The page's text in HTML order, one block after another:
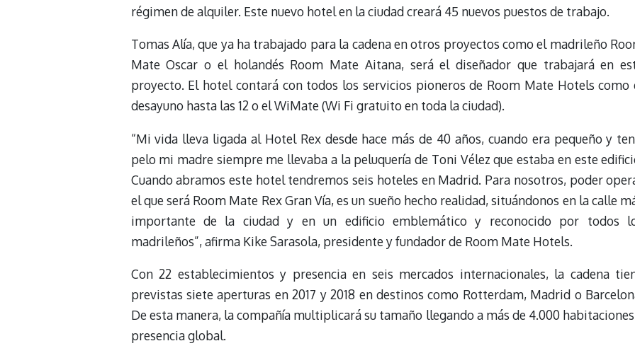
régimen de alquiler. Este nuevo hotel en la ciudad creará 45 nuevos puestos de trabajo.
Tomas Alía, que ya ha trabajado para la cadena en otros proyectos como el madrileño
Mate Oscar o el holandés Room Mate Aitana, será el diseñador que trabajará en
proyecto. El hotel contará con todos los servicios pioneros de Room Mate Hotels como
desayuno hasta las 12 o el WiMate (Wi Fi gratuito en toda la ciudad).
“Mi vida lleva ligada al Hotel Rex desde hace más de 40 años, cuando era pequeño y
pelo mi madre siempre me llevaba a la peluquería de Toni Vélez que estaba en este
Cuando abramos este hotel tendremos seis hoteles en Madrid. Para nosotros, poder
el que será Room Mate Rex Gran Vía, es un sueño hecho realidad, situándonos en la calle
importante de la ciudad y en un edificio emblemático y reconocido por todos
madrileños”, afirma Kike Sarasola, presidente y fundador de Room Mate Hotels.
Con 22 establecimientos y presencia en seis mercados internacionales, la cadena
previstas siete aperturas en 2017 y 2018 en destinos como Rotterdam, Madrid o
De esta manera, la compañía multiplicará su tamaño llegando a más de 4.000
presencia global.